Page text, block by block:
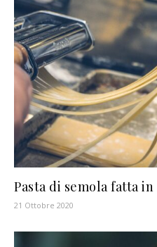
Pasta di semola fatta
21 Ottobre 2020